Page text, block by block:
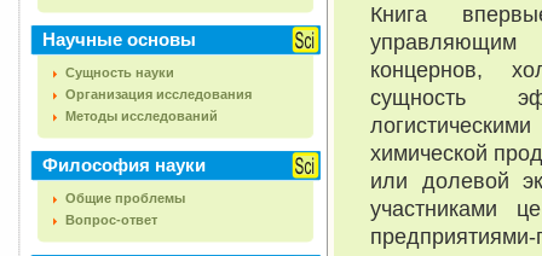
Научные основы
Сущность науки
Организация исследования
Методы исследований
Философия науки
Общие проблемы
Вопрос-ответ
Книга
управляющим
концернов,
сущность
химической
или долевой
участниками
предприятиями-